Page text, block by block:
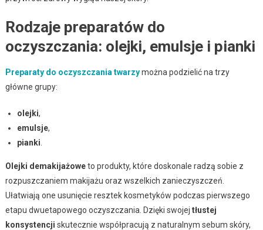
Rodzaje preparatów do
oczyszczania: olejki, emulsje i pianki
Preparaty do oczyszczania twarzymożna podzielić na trzy
główne grupy:
olejki,
emulsje,
pianki
Olejki demakijażoweto produkty, które doskonale radzą sobie z
rozpuszczaniem makijażu oraz wszelkich zanieczyszczeń.
Ułatwiają one usunięcie resztek kosmetyków podczas pierwszego
etapu dwuetapowego oczyszczania. Dzięki swojej tłustej
konsystencji skutecznie współpracują z naturalnym sebum skóry,